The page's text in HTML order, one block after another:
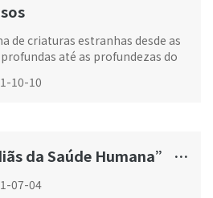
de criaturas estranhas desde as
até as profundezas do
10-10
“Vacinas - Guardiãs da Saúde Humana” Exposição Especial
07-04